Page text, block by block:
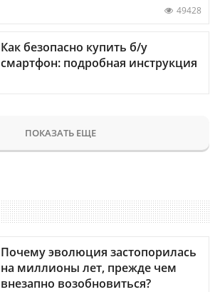
49428
Как безопасно купить б/у
смартфон: подробная инструкция
ПОКАЗАТЬ ЕЩЕ
Почему эволюция застопорилась
на миллионы лет, прежде чем
внезапно возобновиться?